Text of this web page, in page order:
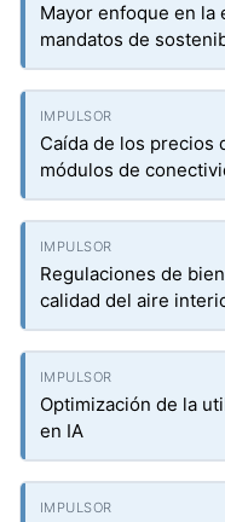
Mayor enfoque en la
mandatos de
Caída de los precios
módulos de
Regulaciones de
calidad del aire
Optimización de la
en IA